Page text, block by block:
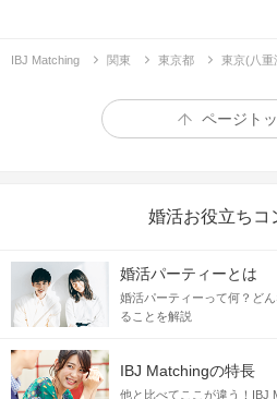
IBJ Matching 関東 東京都 東京(八重
ページト
婚活お役立ちコ
婚活パーティーとは
婚活パーティーって何？ど
ることを解説
IBJ Matchingの特長
他と比べてここが違う！IBJ